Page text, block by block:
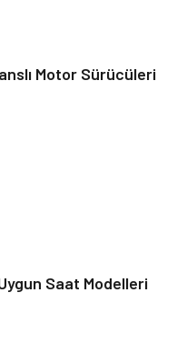
Motor Sürücüleri
Saat Modelleri